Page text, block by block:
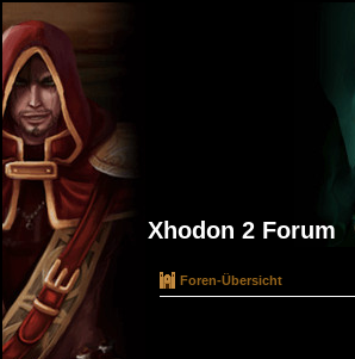
Xhodon 2 Forum
Foren-Übersicht